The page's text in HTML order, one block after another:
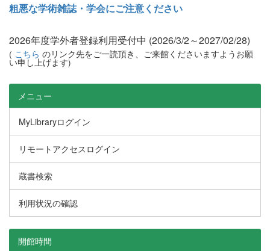
粗悪な学術雑誌・学会にご注意ください
2026年度学外者登録利用受付中 (2026/3/2～2027/02/28)
( こちら のリンク先をご一読頂き、ご来館くださいますようお願
い申し上げます)
メニュー
MyLibraryログイン
リモートアクセスログイン
蔵書検索
利用状況の確認
開館時間